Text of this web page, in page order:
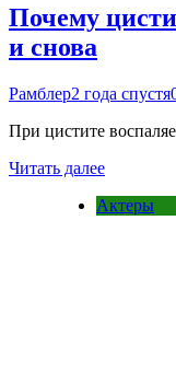
Почему
и снова
Рамблер2 года спустя
При цистите
Читать далее
Актеры